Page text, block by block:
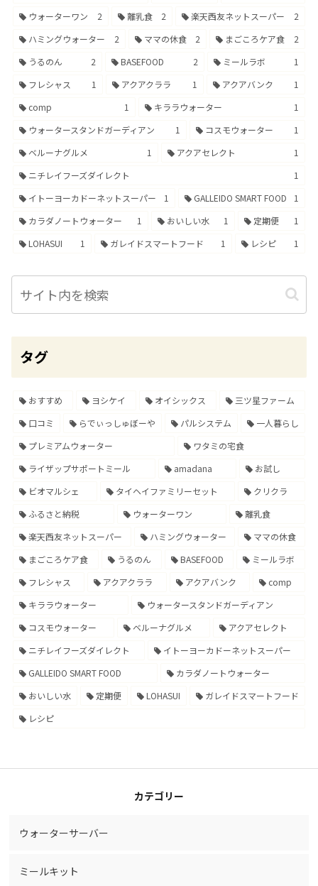
ウォーターワン
2 離乳食 2 楽天西友ネットスーパー
2
ハミングウォーター
2 ママの休食 2 まごころケア食
2
うるのん
2 BASEFOOD 2 ミールラボ
1
フレシャス
1 アクアクララ 1 アクアバンク
1
comp
1 キララウォーター
1
ウォータースタンドガーディアン
1 コスモウォーター
1
ベルーナグルメ
1 アクアセレクト
1
ニチレイフーズダイレクト
1
イトーヨーカドーネットスーパー
1 GALLEIDO SMART FOOD
1
カラダノートウォーター
1 おいしい水 1 定期便
1
LOHASUI
1 ガレイドスマートフード 1 レシピ 1
タグ
おすすめ ヨシケイ オイシックス
三ツ星ファーム
口コミ
らでぃっしゅぼーや パルシステム
一人暮らし
プレミアムウォーター
ワタミの宅食
ライザップサポートミール
amadana
お試し
ビオマルシェ
タイヘイファミリーセット
クリクラ
ふるさと納税
ウォーターワン
離乳食
楽天西友ネットスーパー
ハミングウォーター
ママの休食
まごころケア食
うるのん BASEFOOD
ミールラボ
フレシャス
アクアクララ アクアバンク
comp
キララウォーター
ウォータースタンドガーディアン
コスモウォーター
ベルーナグルメ
アクアセレクト
ニチレイフーズダイレクト
イトーヨーカドーネットスーパー
GALLEIDO SMART FOOD
カラダノートウォーター
おいしい水
定期便 LOHASUI
ガレイドスマートフード
レシピ
カテゴリー
ウォーターサーバー
ミールキット